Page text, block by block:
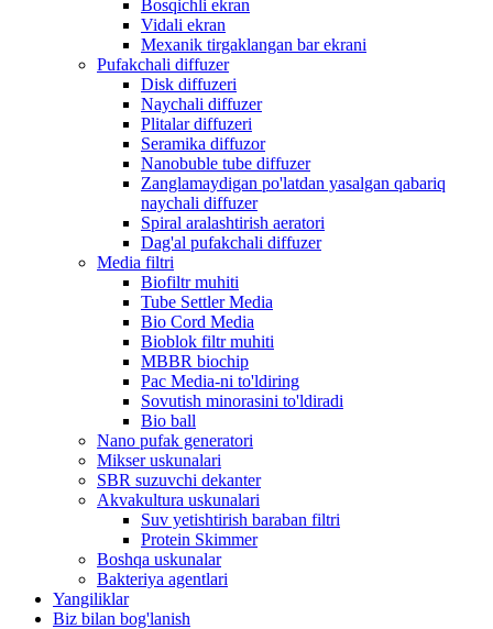
Bosqichli ekran
Vidali ekran
Mexanik tirgaklangan bar ekrani
Pufakchali diffuzer
Disk diffuzeri
Naychali diffuzer
Plitalar diffuzeri
Seramika diffuzor
Nanobuble tube diffuzer
Zanglamaydigan po'latdan yasalgan qabariq
naychali diffuzer
Spiral aralashtirish aeratori
Dag'al pufakchali diffuzer
Media filtri
Biofiltr muhiti
Tube Settler Media
Bio Cord Media
Bioblok filtr muhiti
MBBR biochip
Pac Media-ni to'ldiring
Sovutish minorasini to'ldiradi
Bio ball
Nano pufak generatori
Mikser uskunalari
SBR suzuvchi dekanter
Akvakultura uskunalari
Suv yetishtirish baraban filtri
Protein Skimmer
Boshqa uskunalar
Bakteriya agentlari
Yangiliklar
Biz bilan bog'lanish